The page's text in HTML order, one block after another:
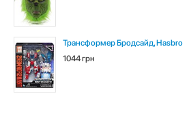
Трансформер Бродсайд, Hasbro
1044 грн